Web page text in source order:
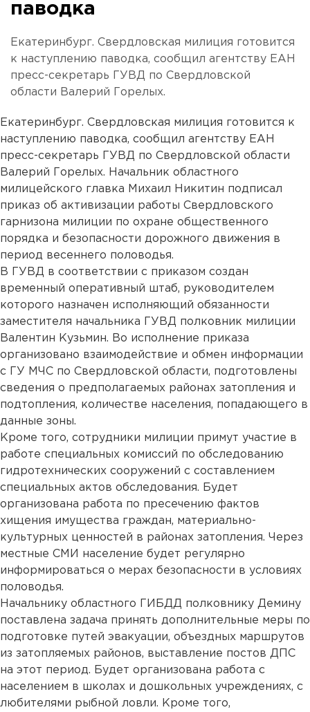
паводка
Екатеринбург. Свердловская милиция готовится
к наступлению паводка, сообщил агентству ЕАН
пресс-секретарь ГУВД по Свердловской
области Валерий Горелых.
Екатеринбург. Свердловская милиция готовится к
наступлению паводка, сообщил агентству ЕАН
пресс-секретарь ГУВД по Свердловской области
Валерий Горелых. Начальник областного
милицейского главка Михаил Никитин подписал
приказ об активизации работы Свердловского
гарнизона милиции по охране общественного
порядка и безопасности дорожного движения в
период весеннего половодья.
В ГУВД в соответствии с приказом создан
временный оперативный штаб, руководителем
которого назначен исполняющий обязанности
заместителя начальника ГУВД полковник милиции
Валентин Кузьмин. Во исполнение приказа
организовано взаимодействие и обмен информации
с ГУ МЧС по Свердловской области, подготовлены
сведения о предполагаемых районах затопления и
подтопления, количестве населения, попадающего в
данные зоны.
Кроме того, сотрудники милиции примут участие в
работе специальных комиссий по обследованию
гидротехнических сооружений с составлением
специальных актов обследования. Будет
организована работа по пресечению фактов
хищения имущества граждан, материально-
культурных ценностей в районах затопления. Через
местные СМИ население будет регулярно
информироваться о мерах безопасности в условиях
половодья.
Начальнику областного ГИБДД полковнику Демину
поставлена задача принять дополнительные меры по
подготовке путей эвакуации, объездных маршрутов
из затопляемых районов, выставление постов ДПС
на этот период. Будет организована работа с
населением в школах и дошкольных учреждениях, с
любителями рыбной ловли. Кроме того,